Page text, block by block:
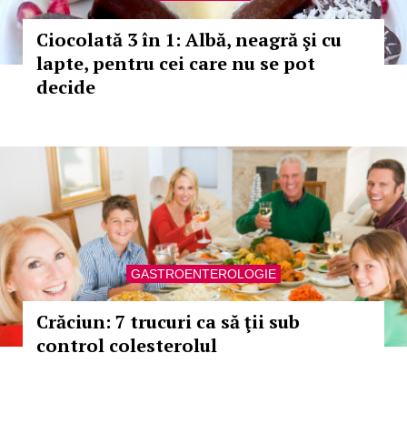
Ciocolată 3 în 1: Albă, neagră şi cu
lapte, pentru cei care nu se pot
decide
GASTROENTEROLOGIE
Crăciun: 7 trucuri ca să ţii sub
control colesterolul